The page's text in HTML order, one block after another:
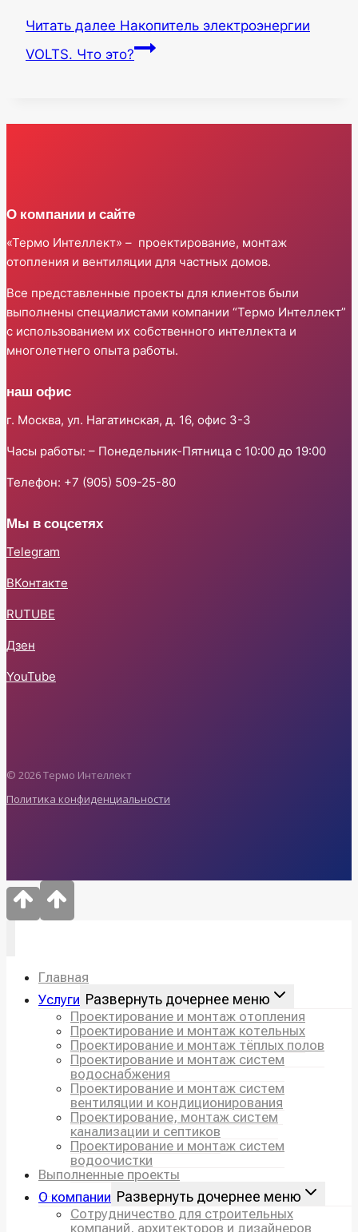
Читать далее Накопитель электроэнергии
VOLTS. Что это?
О компании и сайте
«Термо Интеллект» – проектирование, монтаж
отопления и вентиляции для частных домов.
Все представленные проекты для клиентов были
выполнены специалистами компании “Термо Интеллект”
с использованием их собственного интеллекта и
многолетнего опыта работы.
наш офис
г. Москва, ул. Нагатинская, д. 16, офис 3-3
Часы работы: – Понедельник-Пятница с 10:00 до 19:00
Телефон: +7 (905) 509-25-80
Мы в соцсетях
Telegram
ВКонтакте
RUTUBE
Дзен
YouTube
© 2026 Термо Интеллект
Политика конфиденциальности
Главная
Услуги Развернуть дочернее меню
Проектирование и монтаж отопления
Проектирование и монтаж котельных
Проектирование и монтаж тёплых полов
Проектирование и монтаж систем
водоснабжения
Проектирование и монтаж систем
вентиляции и кондиционирования
Проектирование, монтаж систем
канализации и септиков
Проектирование и монтаж систем
водоочистки
Выполненные проекты
О компании Развернуть дочернее меню
Сотрудничество для строительных
компаний, архитекторов и дизайнеров